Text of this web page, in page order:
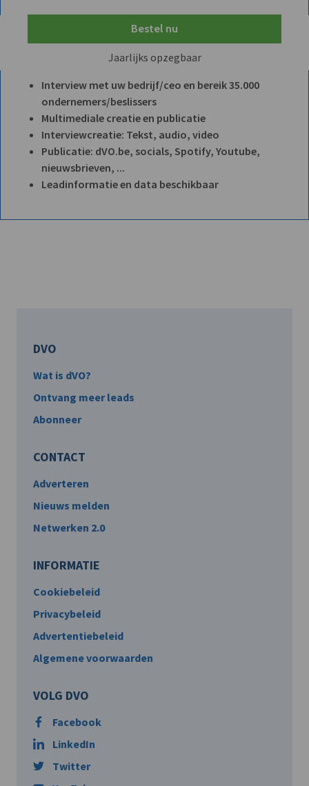
Bestel nu
Jaarlijks opzegbaar
Interview met uw bedrijf/ceo en bereik 35.000
ondernemers/beslissers
Multimediale creatie en publicatie
Interviewcreatie: Tekst, audio, video
Publicatie: dVO.be, socials, Spotify, Youtube,
nieuwsbrieven, ...
Leadinformatie en data beschikbaar
DVO
Wat is dVO?
Ontvang meer leads
Abonneer
CONTACT
Adverteren
Nieuws melden
Netwerken 2.0
INFORMATIE
Cookiebeleid
Privacybeleid
Advertentiebeleid
Algemene voorwaarden
VOLG DVO
Facebook
LinkedIn
Twitter